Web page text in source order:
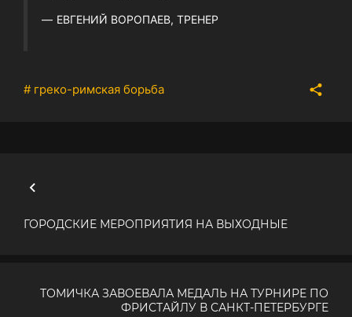
ЕВГЕНИЙ ВОРОПАЕВ, ТРЕНЕР
# греко-римская борьба
ГОРОДСКИЕ МЕРОПРИЯТИЯ НА ВЫХОДНЫЕ
ТОМИЧКА ЗАВОЕВАЛА МЕДАЛЬ НА ТУРНИРЕ ПО
ФРИСТАЙЛУ В САНКТ-ПЕТЕРБУРГЕ